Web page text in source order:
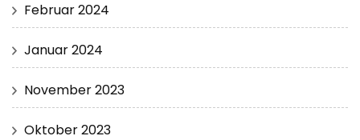
Februar 2024
Januar 2024
November 2023
Oktober 2023